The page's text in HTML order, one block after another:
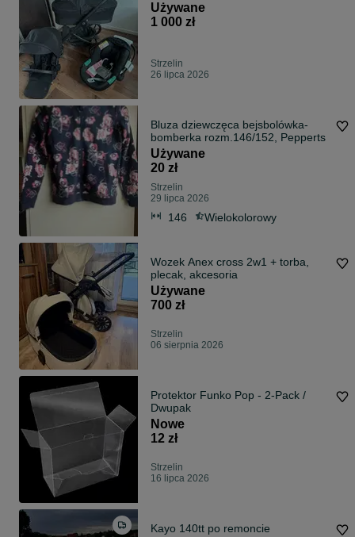
Używane
1 000 zł
Strzelin
26 lipca 2026
Bluza dziewczęca bejsbolówka-
bomberka rozm.146/152, Pepperts
Używane
20 zł
Strzelin
29 lipca 2026
146 Wielokolorowy
Wozek Anex cross 2w1 + torba,
plecak, akcesoria
Używane
700 zł
Strzelin
06 sierpnia 2026
Protektor Funko Pop - 2-Pack /
Dwupak
Nowe
12 zł
Strzelin
16 lipca 2026
Kayo 140tt po remoncie